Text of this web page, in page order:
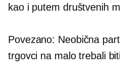
kao i putem društvenih
Povezano: Neobična
trgovci na malo trebali